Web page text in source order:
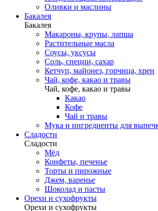
Оливки и маслины
Бакалея
Бакалея
Макароны, крупы, лапша
Растительные масла
Соусы, уксусы
Соль, специи, сахар
Кетчуп, майонез, горчица, хрен
Чай, кофе, какао и травы
Чай, кофе, какао и травы
Какао
Кофе
Чай и травы
Мука и ингредиенты для
Сладости
Сладости
Мёд
Конфеты, печенье
Торты и пирожные
Джем, варенье
Шоколад и пасты
Орехи и сухофрукты
Орехи и сухофрукты